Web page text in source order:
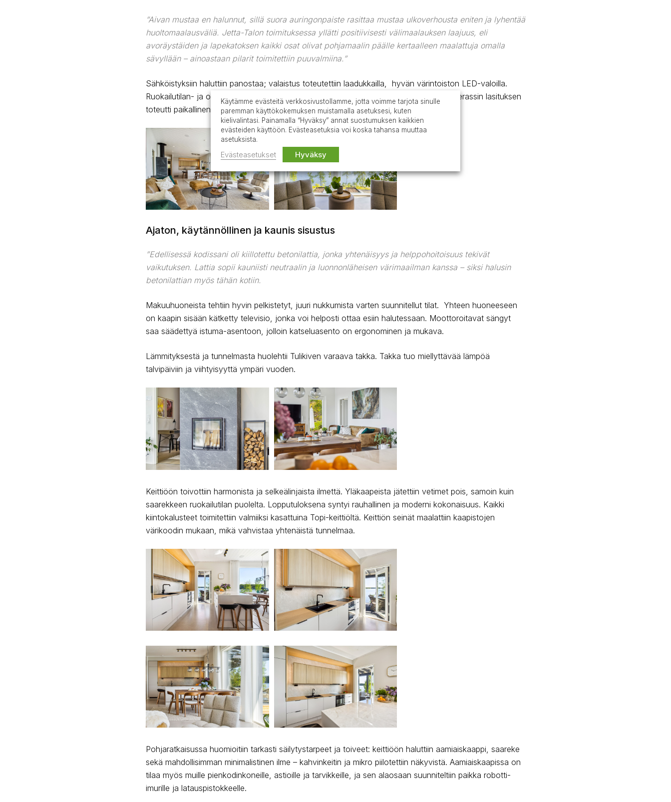
”Aivan mustaa en halunnut, sillä suora auringonpaiste rasittaa mustaa ulkoverhousta eniten ja lyhentää
huoltomaalausväliä. Jetta-Talon toimituksessa yllätti positiivisesti välimaalauksen laajuus, eli
avoräystäiden ja lapekatoksen kaikki osat olivat pohjamaalin päälle kertaalleen maalattuja omalla
sävyllään – ainoastaan pilarit toimitettiin puuvalmiina.”
Sähköistyksiin haluttiin panostaa; valaistus toteutettiin laadukkailla, hyvän värintoiston LED-valoilla.
Ruokailutilan- ja olohuoneen keskuskaiutinjärjestelmä tuo arkeen ripauksen luksusta. Terassin lasituksen
toteutti paikallinen lasiliike – käytännöllinen ja kaunis ratkaisu ulko-oleskeluun.
Ajaton, käytännöllinen ja kaunis sisustus
”Edellisessä kodissani oli kiillotettu betonilattia, jonka yhtenäisyys ja helppohoitoisuus tekivät
vaikutuksen. Lattia sopii kauniisti neutraalin ja luonnonläheisen värimaailman kanssa – siksi halusin
betonilattian myös tähän kotiin.
Makuuhuoneista tehtiin hyvin pelkistetyt, juuri nukkumista varten suunnitellut tilat. Yhteen huoneeseen
on kaapin sisään kätketty televisio, jonka voi helposti ottaa esiin halutessaan. Moottoroitavat sängyt
saa säädettyä istuma-asentoon, jolloin katseluasento on ergonominen ja mukava.
Lämmityksestä ja tunnelmasta huolehtii Tulikiven varaava takka. Takka tuo miellyttävää lämpöä
talvipäiviin ja viihtyisyyttä ympäri vuoden.
Keittiöön toivottiin harmonista ja selkeälinjaista ilmettä. Yläkaapeista jätettiin vetimet pois, samoin kuin
saarekkeen ruokailutilan puolelta. Lopputuloksena syntyi rauhallinen ja moderni kokonaisuus. Kaikki
kiintokalusteet toimitettiin valmiiksi kasattuina Topi-keittiöltä. Keittiön seinät maalattiin kaapistojen
värikoodin mukaan, mikä vahvistaa yhtenäistä tunnelmaa.
Pohjaratkaisussa huomioitiin tarkasti säilytystarpeet ja toiveet: keittiöön haluttiin aamiaiskaappi, saareke
sekä mahdollisimman minimalistinen ilme – kahvinkeitin ja mikro piilotettiin näkyvistä. Aamiaiskaapissa on
tilaa myös muille pienkodinkoneille, astioille ja tarvikkeille, ja sen alaosaan suunniteltiin paikka robotti-
imurille ja latauspistokkeelle.
Käytämme evästeitä verkkosivustollamme, jotta voimme tarjota sinulle
paremman käyttökokemuksen muistamalla asetuksesi, kuten
kielivalintasi. Painamalla “Hyväksy” annat suostumuksen kaikkien
evästeiden käyttöön. Evästeasetuksia voi koska tahansa muuttaa
asetuksista.
Evästeasetukset Hyväksy